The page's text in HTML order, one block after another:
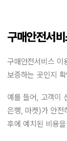
구매안전서
구매안전서비스 이
보증하는 곳인지
예를 들어, 고객이
은행, 마켓)가 안전
후에 예치된 비용